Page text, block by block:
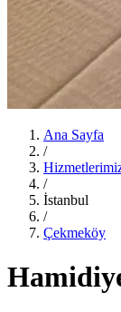
Ana Sayfa
/
/
İstanbul
/
Çekmeköy